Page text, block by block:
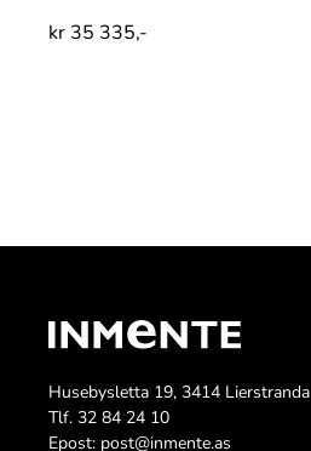
kr 35 335,-
Husebysletta 19, 3414 Lierstranda
Tlf. 32 84 24 10
Epost: post@inmente.as